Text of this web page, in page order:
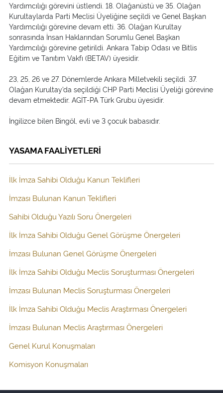
Yardımcılığı görevini üstlendi. 18. Olağanüstü ve 35. Olağan
Kurultaylarda Parti Meclisi Üyeliğine seçildi ve Genel Başkan
Yardımcılığı görevine devam etti. 36. Olağan Kurultay
sonrasında İnsan Haklarından Sorumlu Genel Başkan
Yardımcılığı görevine getirildi. Ankara Tabip Odası ve Bitlis
Eğitim ve Tanıtım Vakfı (BETAV) üyesidir.
23, 25, 26 ve 27. Dönemlerde Ankara Milletvekili seçildi. 37.
Olağan Kurultay’da seçildiği CHP Parti Meclisi Üyeliği görevine
devam etmektedir. AGİT-PA Türk Grubu üyesidir.
İngilizce bilen Bingöl, evli ve 3 çocuk babasıdır.
YASAMA FAALİYETLERİ
İlk İmza Sahibi Olduğu Kanun Teklifleri
İmzası Bulunan Kanun Teklifleri
Sahibi Olduğu Yazılı Soru Önergeleri
İlk İmza Sahibi Olduğu Genel Görüşme Önergeleri
İmzası Bulunan Genel Görüşme Önergeleri
İlk İmza Sahibi Olduğu Meclis Soruşturması Önergeleri
İmzası Bulunan Meclis Soruşturması Önergeleri
İlk İmza Sahibi Olduğu Meclis Araştırması Önergeleri
İmzası Bulunan Meclis Araştırması Önergeleri
Genel Kurul Konuşmaları
Komisyon Konuşmaları